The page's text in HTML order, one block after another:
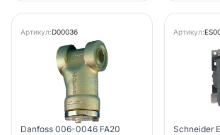
Артикул:D00036
Danfoss 006-0046 FA20
Артикул:
Schneider